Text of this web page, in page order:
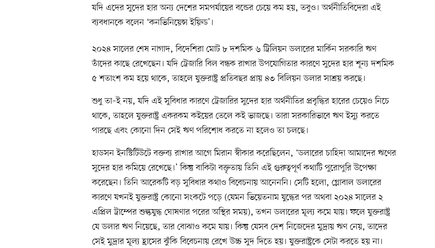
যদি এদের সুদের হার অন্য দেশের সমপর্যায়ের বন্ডের চেয়ে কম হয়, তবুও। অর্থনীতিবিদেরা এই
ব্যবধানকে বলেন ‘কনভিনিয়েন্স ইয়িল্ড’।
২০২৪ সালের শেষ নাগাদ, বিদেশিরা মোট ৮ দশমিক ৬ ট্রিলিয়ন ডলারের মার্কিন সরকারি ঋণ
তাঁদের কাছে রেখেছেন। যদি ট্রেজারি বিল বন্ধক রাখার উপযোগিতার কারণে সুদের হার শূন্য দশমিক
৫ শতাংশ কম হয়ে থাকে, তাহলে যুক্তরাষ্ট্র প্রতিবছর প্রায় ৪৩ বিলিয়ন ডলার সাশ্রয় করছে।
শুধু তা–ই নয়, যদি এই সুবিধার কারণে ট্রেজারির সুদের হার অর্থনীতির প্রবৃদ্ধির হারের চেয়েও নিচে
থাকে, তাহলে যুক্তরাষ্ট্র একরকম কইয়ের তেলে কই ভাজছে। তারা সরকারিভাবে ঋণ ইস্যু করতে
পারছে এবং কোনো দিন সেই ঋণ পরিশোধ করতে না হলেও তা চলছে।
হাডসন ইনস্টিটিউটে বক্তব্য রাখার আগে মিরান স্বীকার করেছিলেন, ‘ডলারের চাহিদা আমাদের ঋণের
সুদের হার কমিয়ে রেখেছে।’ কিন্তু বাকিটা বক্তৃতায় তিনি এই গুরুত্বপূর্ণ কথাটি পুরোপুরি উপেক্ষা
করেছেন। তিনি আরেকটি বড় সুবিধার কথাও বিবেচনায় আনেননি। সেটি হলো, গ্লোবাল ডলারের
কারণে যখনই যুক্তরাষ্ট্র কোনো সংকটে পড়ে (যেমন ভিয়েতনাম যুদ্ধের পর অথবা ২০২৪ সালের ২
এপ্রিল ট্রাম্পের শুল্কযুদ্ধ ঘোষণার পরের অস্থির সময়), তখন ডলারের মূল্য কমে যায়। ফলে যুক্তরাষ্ট্র
যে ডলার ঋণ নিয়েছে, তার বোঝাও কমে যায়। কিন্তু যেসব দেশ নিজেদের মুদ্রায় ঋণ নেয়, তাদের
সেই মুদ্রার মূল্য হ্রাসের ঝুঁকি বিবেচনায় রেখে উচ্চ সুদ দিতে হয়। যুক্তরাষ্ট্রকে সেটা করতে হয় না।